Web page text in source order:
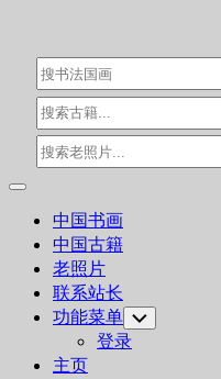
content
Expand
中国书画
中国古籍
老照片
联系站长
功能菜单 Toggle
Child
Menu
登录
主页